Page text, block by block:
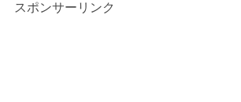
スポンサーリンク